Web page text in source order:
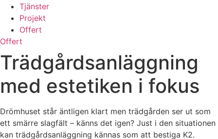
Tjänster
Projekt
Offert
Offert
Trädgårdsanläggning
med estetiken i fokus
Drömhuset står äntligen klart men trädgården ser ut som
ett smärre slagfält – känns det igen? Just i den situationen
kan trädgårdsanläggning kännas som att bestiga K2.